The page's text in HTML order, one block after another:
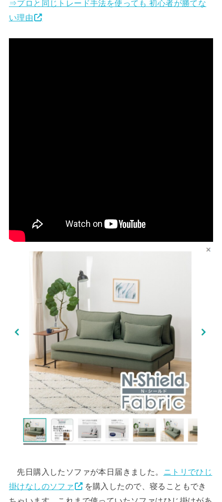
⇒プロと同じトレード手法を使っても 初心者が勝てな
い理由
先日購入したソファが本日届きました。 ニトリでひじ
掛けなしのソファ
を購入したので、寝ることもでき